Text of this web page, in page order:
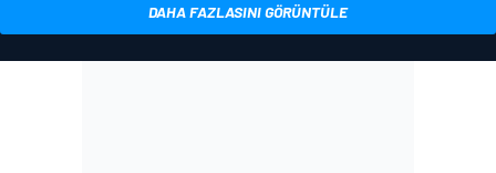
DAHA FAZLASINI GÖRÜNTÜLE